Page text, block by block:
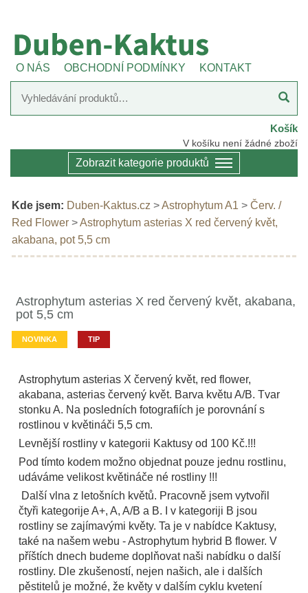
O NÁS OBCHODNÍ PODMÍNKY KONTAKT
Košík
V košíku není žádné zboží
Zobrazit kategorie produktů
Kde jsem: Duben-Kaktus.cz >Astrophytum A1 > Červ. /
Red Flower >Astrophytum asterias X red červený květ,
akabana, pot 5,5 cm
Astrophytum asterias X red červený květ, akabana,
pot 5,5 cm
NOVINKA TIP
Astrophytum asterias X červený květ, red flower,
akabana, asterias červený květ. Barva květu A/B. Tvar
stonku A. Na posledních fotografiích je porovnání s
rostlinou v květináči 5,5 cm.
Levnější rostliny v kategorii Kaktusy od 100 Kč.!!!
Pod tímto kodem možno objednat pouze jednu rostlinu,
udáváme velikost květináče né rostliny !!!
Další vlna z letošních květů. Pracovně jsem vytvořil
čtyři kategorije A+, A, A/B a B. I v kategoriji B jsou
rostliny se zajímavými květy. Ta je v nabídce Kaktusy,
také na našem webu - Astrophytum hybrid B flower. V
příštích dnech budeme doplňovat naši nabídku o další
rostliny. Dle zkušeností, nejen našich, ale i dalších
pěstitelů je možné, že květy v dalším cyklu kvetení